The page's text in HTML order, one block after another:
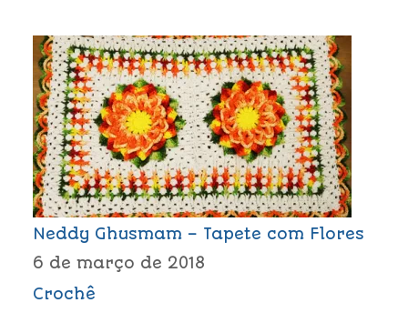
Neddy Ghusmam – Tapete com Flores
6 de março de 2018
Crochê